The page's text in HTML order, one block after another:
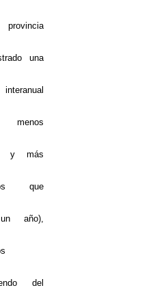
provincia
una
y más
que
año),
del